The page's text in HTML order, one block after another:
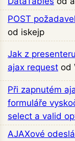
POST
od iskejp
Jak z
ajax request od
Při zapnutém
formuláře
select a valid
AJAXové